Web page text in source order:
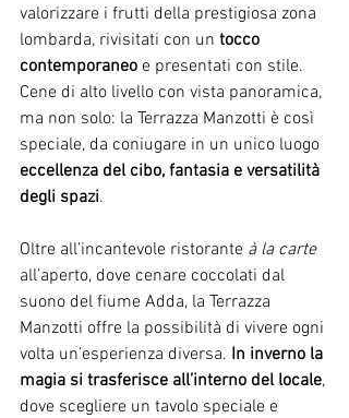
valorizzare i frutti della prestigiosa zona
lombarda, rivisitati con un tocco
contemporaneo e presentati con stile.
Cene di alto livello con vista panoramica,
ma non solo: la Terrazza Manzotti è così
speciale, da coniugare in un unico luogo
eccellenza del cibo, fantasia e versatilità
degli spazi.
Oltre all’incantevole ristorante à la carte
all’aperto, dove cenare coccolati dal
suono del fiume Adda, la Terrazza
Manzotti offre la possibilità di vivere ogni
volta un’esperienza diversa. In inverno la
magia si trasferisce all’interno del locale,
dove scegliere un tavolo speciale e